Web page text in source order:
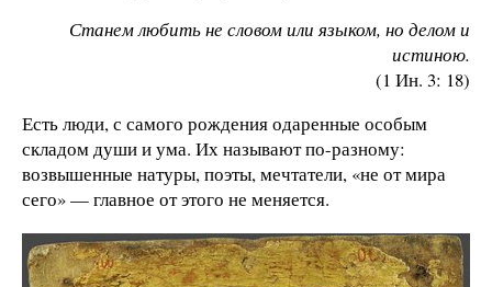
Станем любить не словом или языком, но делом и
истиною.
(1 Ин. 3: 18)
Есть люди, с самого рождения одаренные особым
складом души и ума. Их называют по-разному:
возвышенные натуры, поэты, мечтатели, «не от мира
сего» — главное от этого не меняется.